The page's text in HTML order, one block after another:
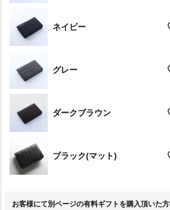
ネイビー
グレー
ダークブラウン
ブラック(マット)
お客様にて別ページの有料ギフトを購入頂いた